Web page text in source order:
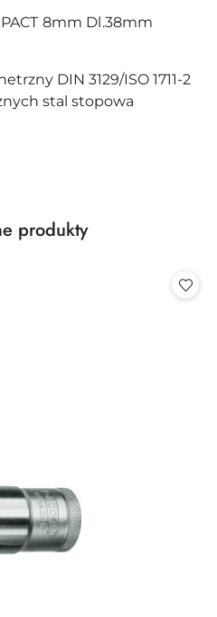
8mm Dl.38mm
DIN 3129/ISO 1711-2
stal stopowa
produkty